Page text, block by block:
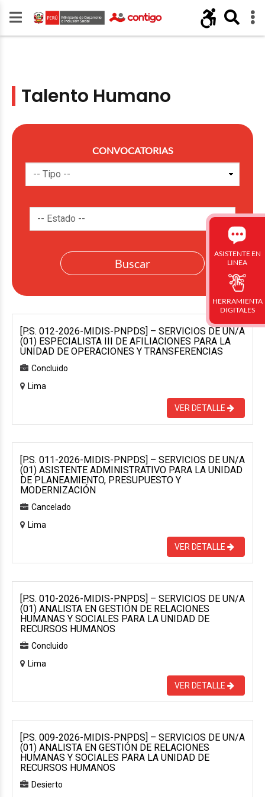
Talento Humano
CONVOCATORIAS
[P.S. 012-2026-MIDIS-PNPDS] – SERVICIOS DE UN/A
(01) ESPECIALISTA III DE AFILIACIONES PARA LA
UNIDAD DE OPERACIONES Y TRANSFERENCIAS
Concluido
Lima
VER DETALLE
[P.S. 011-2026-MIDIS-PNPDS] – SERVICIOS DE UN/A
(01) ASISTENTE ADMINISTRATIVO PARA LA UNIDAD
DE PLANEAMIENTO, PRESUPUESTO Y
MODERNIZACIÓN
Cancelado
Lima
VER DETALLE
[P.S. 010-2026-MIDIS-PNPDS] – SERVICIOS DE UN/A
(01) ANALISTA EN GESTIÓN DE RELACIONES
HUMANAS Y SOCIALES PARA LA UNIDAD DE
RECURSOS HUMANOS
Concluido
Lima
VER DETALLE
[P.S. 009-2026-MIDIS-PNPDS] – SERVICIOS DE UN/A
(01) ANALISTA EN GESTIÓN DE RELACIONES
HUMANAS Y SOCIALES PARA LA UNIDAD DE
RECURSOS HUMANOS
Desierto
ASISTENTE EN
LINEA
HERRAMIENTA
DIGITALES